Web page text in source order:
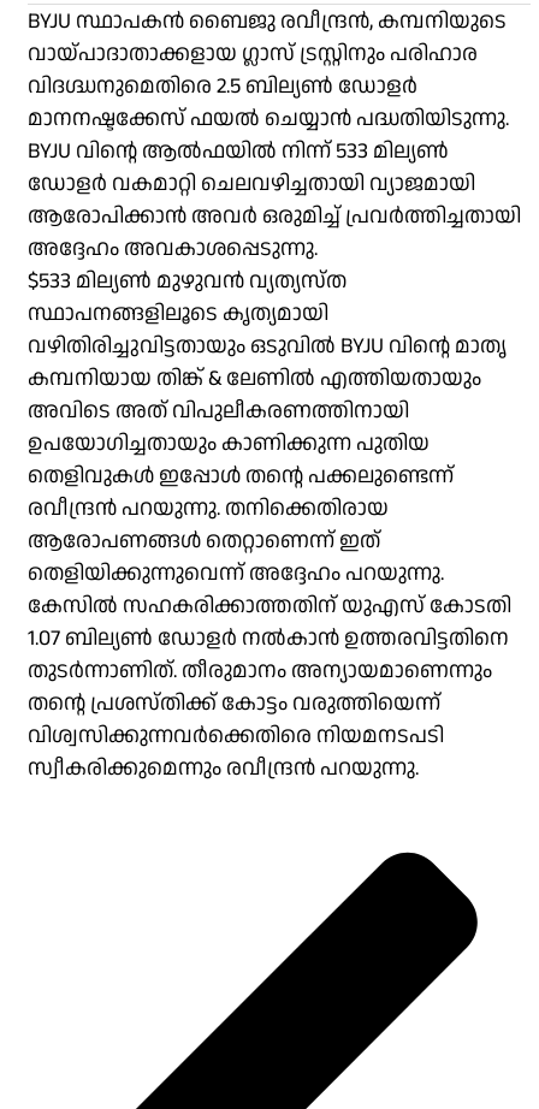
ചെയ്യാൻ പദ്ധതിയിടുന്നു
BYJU സ്ഥാപകൻ ബൈജു രവീന്ദ്രൻ, കമ്പനിയുടെ
വായ്പാദാതാക്കളായ ഗ്ലാസ് ട്രസ്റ്റിനും പരിഹാര
വിദഗ്ദ്ധനുമെതിരെ 2.5 ബില്യൺ ഡോളർ
മാനനഷ്ടക്കേസ് ഫയൽ ചെയ്യാൻ പദ്ധതിയിടുന്നു.
BYJU വിന്റെ ആൽഫയിൽ നിന്ന് 533 മില്യൺ
ഡോളർ വകമാറ്റി ചെലവഴിച്ചതായി വ്യാജമായി
ആരോപിക്കാൻ അവർ ഒരുമിച്ച് പ്രവർത്തിച്ചതായി
അദ്ദേഹം അവകാശപ്പെടുന്നു.
$533 മില്യൺ മുഴുവൻ വ്യത്യസ്ത
സ്ഥാപനങ്ങളിലൂടെ കൃത്യമായി
വഴിതിരിച്ചുവിട്ടതായും ഒടുവിൽ BYJU വിന്റെ മാതൃ
കമ്പനിയായ തിങ്ക് & ലേണിൽ എത്തിയതായും
അവിടെ അത് വിപുലീകരണത്തിനായി
ഉപയോഗിച്ചതായും കാണിക്കുന്ന പുതിയ
തെളിവുകൾ ഇപ്പോൾ തന്റെ പക്കലുണ്ടെന്ന്
രവീന്ദ്രൻ പറയുന്നു. തനിക്കെതിരായ
ആരോപണങ്ങൾ തെറ്റാണെന്ന് ഇത്
തെളിയിക്കുന്നുവെന്ന് അദ്ദേഹം പറയുന്നു.
കേസിൽ സഹകരിക്കാത്തതിന് യുഎസ് കോടതി
1.07 ബില്യൺ ഡോളർ നൽകാൻ ഉത്തരവിട്ടതിനെ
തുടർന്നാണിത്. തീരുമാനം അന്യായമാണെന്നും
തന്റെ പ്രശസ്തിക്ക് കോട്ടം വരുത്തിയെന്ന്
വിശ്വസിക്കുന്നവർക്കെതിരെ നിയമനടപടി
സ്വീകരിക്കുമെന്നും രവീന്ദ്രൻ പറയുന്നു.